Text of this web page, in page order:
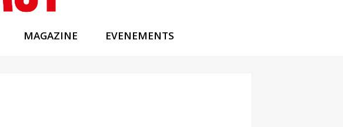
MAGAZINE EVENEMENTS